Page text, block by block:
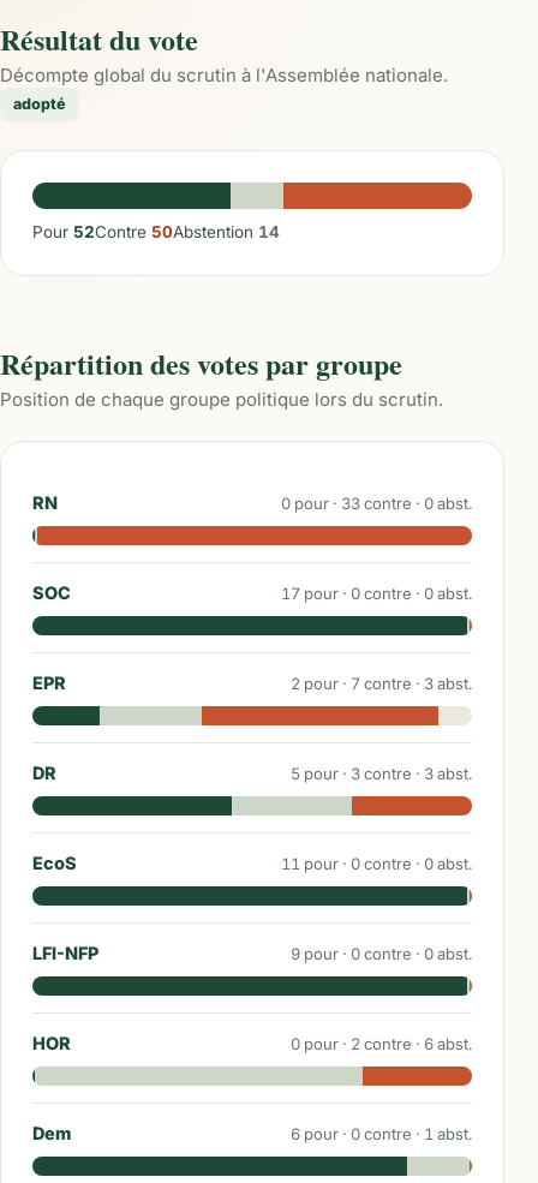
Résultat du vote
Décompte global du scrutin à l'Assemblée nationale.
adopté
Pour 52Contre 50Abstention 14
Répartition des votes par groupe
Position de chaque groupe politique lors du scrutin.
RN 0 pour · 33contre · 0abst.
SOC 17 pour · 0contre · 0abst.
EPR 2 pour · 7contre · 3abst.
DR 5 pour · 3contre · 3abst.
EcoS 11 pour · 0contre · 0abst.
LFI-NFP 9 pour · 0contre · 0abst.
HOR 0 pour · 2 contre · 6abst.
Dem 6 pour · 0contre · 1 abst.